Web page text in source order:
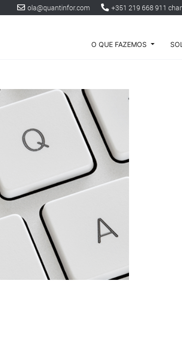
ola@quantinfor.com +351 219 668 911
O QUE FAZEMOS